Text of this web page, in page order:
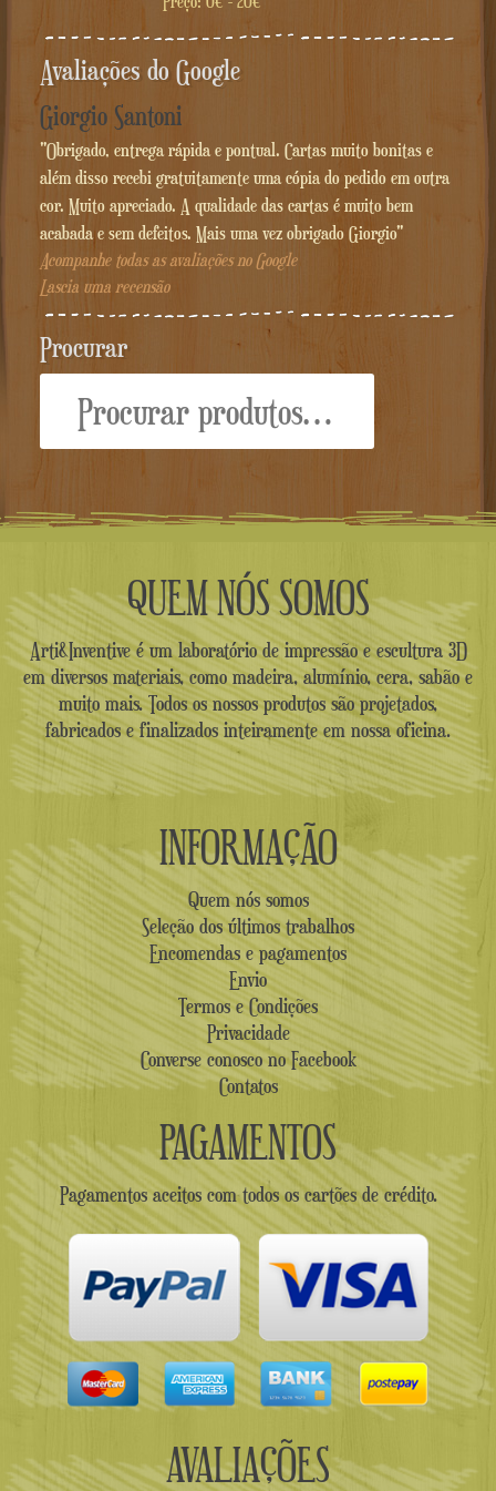
Avaliações do Google
Giorgio Santoni
"Obrigado, entrega rápida e pontual. Cartas muito bonitas e
além disso recebi gratuitamente uma cópia do pedido em outra
cor. Muito apreciado. A qualidade das cartas é muito bem
acabada e sem defeitos. Mais uma vez obrigado Giorgio"
Acompanhe todas as avaliações no Google
Lascia uma recensão
Procurar
QUEM NÓS SOMOS
Arti&Inventive é um laboratório de impressão e escultura 3D
em diversos materiais, como madeira, alumínio, cera, sabão e
muito mais. Todos os nossos produtos são projetados,
fabricados e finalizados inteiramente em nossa oficina.
INFORMAÇÃO
Quem nós somos
Seleção dos últimos trabalhos
Encomendas e pagamentos
Envio
Termos e Condições
Privacidade
Converse conosco no Facebook
Contatos
PAGAMENTOS
Pagamentos aceitos com todos os cartões de crédito.
AVALIAÇÕES